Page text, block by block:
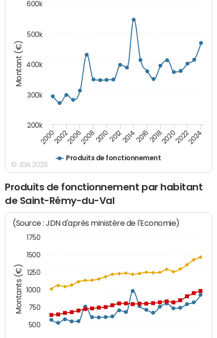
Montant (€)
Produits de fonctionnement
200020022006200820102012201420162018202020222024
200k
300k
400k
500k
600k
© JDN 2026
Produits de fonctionnement par habitant
de Saint-Rémy-du-Val
Montants (€)
(Source : JDN d'après ministère de l'Economie)
500
750
1000
1250
1500
1750